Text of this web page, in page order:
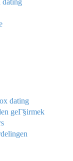
dating
dating
geГ§irmek